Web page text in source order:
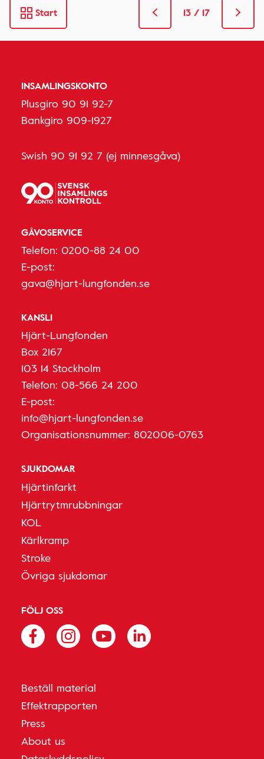
Start 13 / 17
INSAMLINGSKONTO
Plusgiro 90 91 92-7
Bankgiro 909-1927
Swish 90 91 92 7 (ej minnesgåva)
GÅVOSERVICE
Telefon: 0200-88 24 00
E-post:
gava@hjart-lungfonden.se
KANSLI
Hjärt-Lungfonden
Box 2167
103 14 Stockholm
Telefon: 08-566 24 200
E-post:
info@hjart-lungfonden.se
Organisationsnummer: 802006-0763
SJUKDOMAR
Hjärtinfarkt
Hjärtrytmrubbningar
KOL
Kärlkramp
Stroke
Övriga sjukdomar
FÖLJ OSS
Beställ material
Effektrapporten
Press
About us